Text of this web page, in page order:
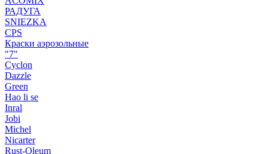
РАДУГА
SNIEZKA
CPS
Краски аэрозольные
"7"
Cyclon
Dazzle
Green
Hao li se
Inral
Jobi
Michel
Nicarter
Rust-Oleum